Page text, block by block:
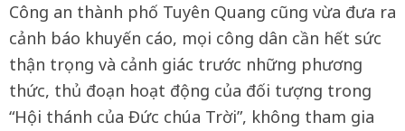
Công an thành phố Tuyên Quang cũng vừa đưa ra
cảnh báo khuyến cáo, mọi công dân cần hết sức
thận trọng và cảnh giác trước những phương
thức, thủ đoạn hoạt động của đối tượng trong
“Hội thánh của Đức chúa Trời”, không tham gia